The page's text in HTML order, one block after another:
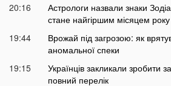
20:16
Астрологи назвали знаки
стане найгіршим місяцем року
19:44
Врожай під загрозою: як
аномальної спеки
19:15
Українців закликали зробити
повний перелік